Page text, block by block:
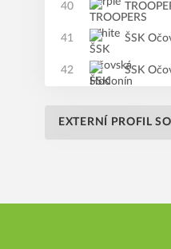
40
41 ŠSK
42 ŠSK
EXTERNÍ PROFIL